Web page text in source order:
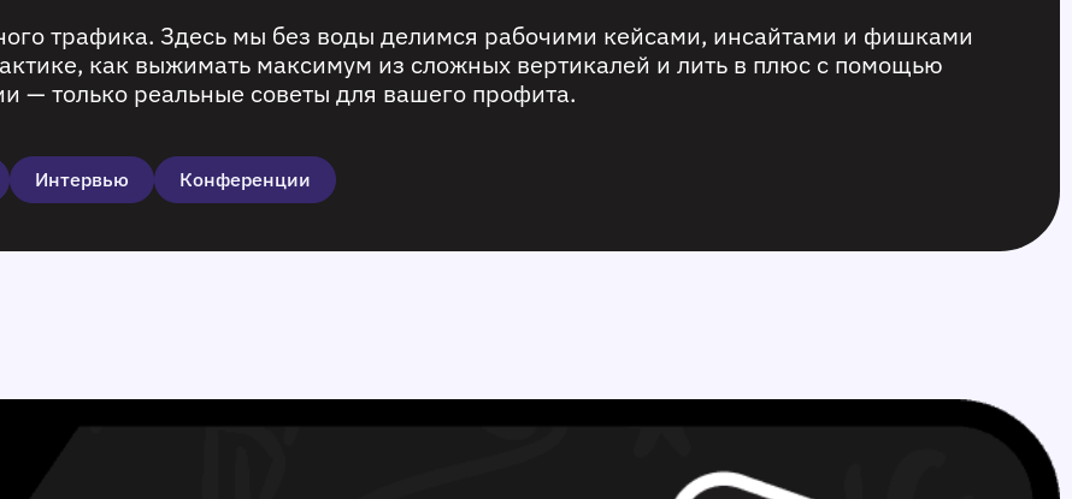
трафика. Здесь мы без воды делимся рабочими кейсами, инсайтами и фишками
как выжимать максимум из сложных вертикалей и лить в плюс с помощью
— только реальные советы для вашего профита.
Интервью Конференции